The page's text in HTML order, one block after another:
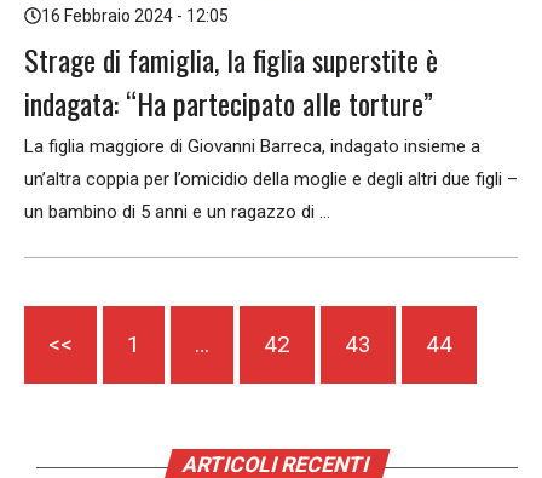
16 Febbraio 2024 - 12:05
Strage di famiglia, la figlia superstite è
indagata: “Ha partecipato alle torture”
La figlia maggiore di Giovanni Barreca, indagato insieme a
un’altra coppia per l’omicidio della moglie e degli altri due figli –
un bambino di 5 anni e un ragazzo di ...
<< 1 … 42 43 44
ARTICOLI RECENTI